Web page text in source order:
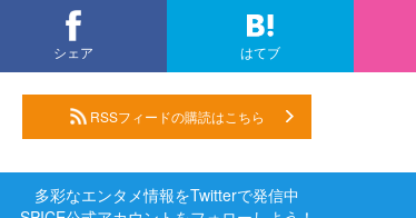
シェア はてブ
RSSフィードの購読はこちら
多彩なエンタメ情報をTwitterで発信中